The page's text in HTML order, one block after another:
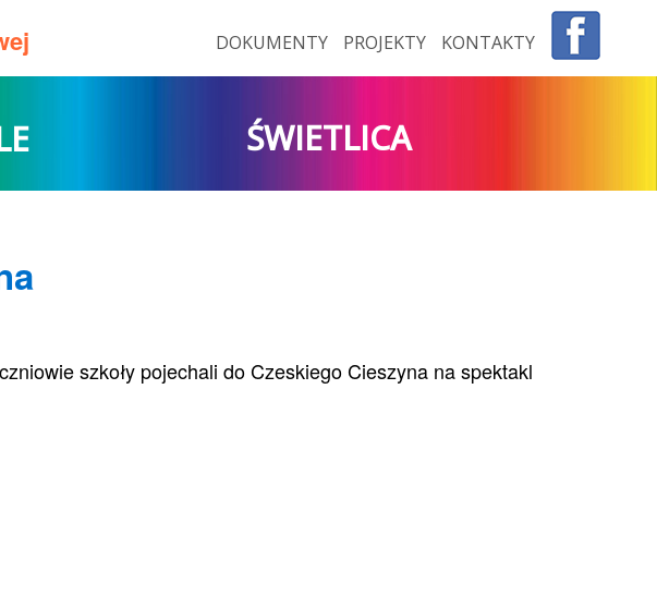
DOKUMENTY PROJEKTY KONTAKTY
ŚWIETLICA
szkoły pojechali do Czeskiego Cieszyna na spektakl